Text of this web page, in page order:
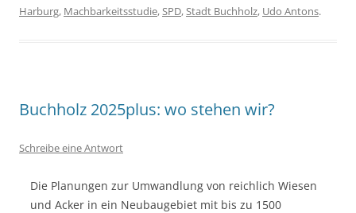
Harburg, Machbarkeitsstudie,SPD,Stadt Buchholz, Udo Antons.
Buchholz 2025plus: wo stehen wir?
Schreibe eine Antwort
Die Planungen zur Umwandlung von reichlich Wiesen
und Acker in ein Neubaugebiet mit bis zu 1500